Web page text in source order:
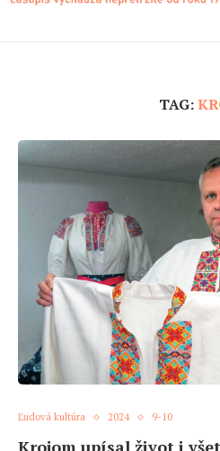
TAG:
Ľudová kultúra 2024 9-10
Krojom upísal život i